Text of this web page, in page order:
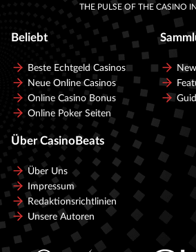
THE PULSE OF THE CASINO
Beliebt
Beste Echtgeld Casinos
Neue Online Casinos
Online Casino Bonus
Online Poker Seiten
Über CasinoBeats
Über Uns
Impressum
Redaktionsrichtlinien
Unsere Autoren